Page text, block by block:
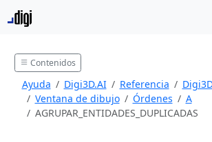
Contenidos
Ayuda Digi3D.AI Referencia
Ventana de dibujo
Órdenes
A
AGRUPAR_ENTIDADES_DUPLICADAS